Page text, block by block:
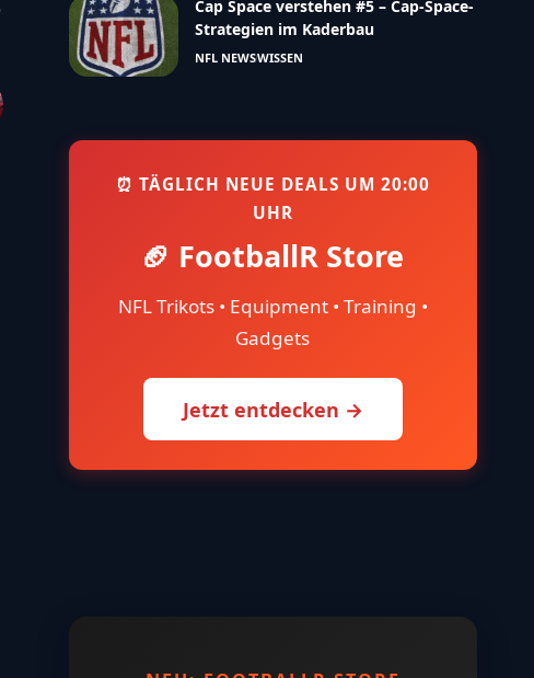
Cap Space verstehen #5 – Cap-Space-
Strategien im Kaderbau
NFL NEWSWISSEN
⏰ TÄGLICH NEUE DEALS UM 20:00
UHR
🏈 FootballR Store
NFL Trikots • Equipment • Training •
Gadgets
Jetzt entdecken →